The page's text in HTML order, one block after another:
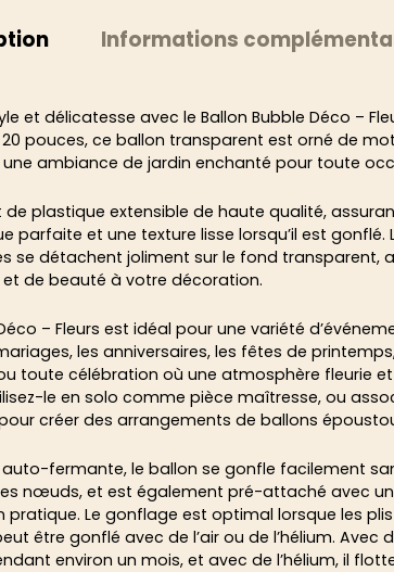
Informations
et délicatesse avec le Ballon Bubble Déco –
pouces, ce ballon transparent est orné de
ambiance de jardin enchanté pour toute
plastique extensible de haute qualité,
parfaite et une texture lisse lorsqu’il est gonflé.
se détachent joliment sur le fond transparent,
de beauté à votre décoration.
– Fleurs est idéal pour une variété
les anniversaires, les fêtes de
toute célébration où une atmosphère fleurie
le en solo comme pièce maîtresse, ou
créer des arrangements de ballons
auto-fermante, le ballon se gonfle facilement
nœuds, et est également pré-attaché avec
pratique. Le gonflage est optimal lorsque les
être gonflé avec de l’air ou de l’hélium. Avec
environ un mois, et avec de l’hélium, il